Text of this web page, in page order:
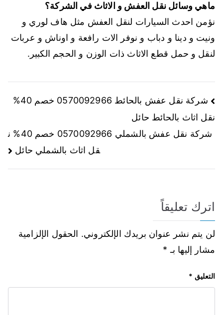
ماهي وسائل نقل العفش و الاثاث في الشركة؟
نؤمن احدث السيارات لنقل العفش مثل هاف لوري و
ونيت و دينا و دباب و نوفر الات رافعة و اوناش و عربات
لنقل و حمل قطع الاثاث ذات الوزن و الحجم الكبير.
شركة نقل عفش بالحائط 0570092966 خصم 40%
نقل اثاث بالحائط حائل
شركة نقل عفش بالشملي 0570092966 خصم 40% ن
قل اثاث بالشملي حائل
اترك تعليقاً
لن يتم نشر عنوان بريدك الإلكتروني. الحقول الإلزامية
مشار إليها بـ *
التعليق *